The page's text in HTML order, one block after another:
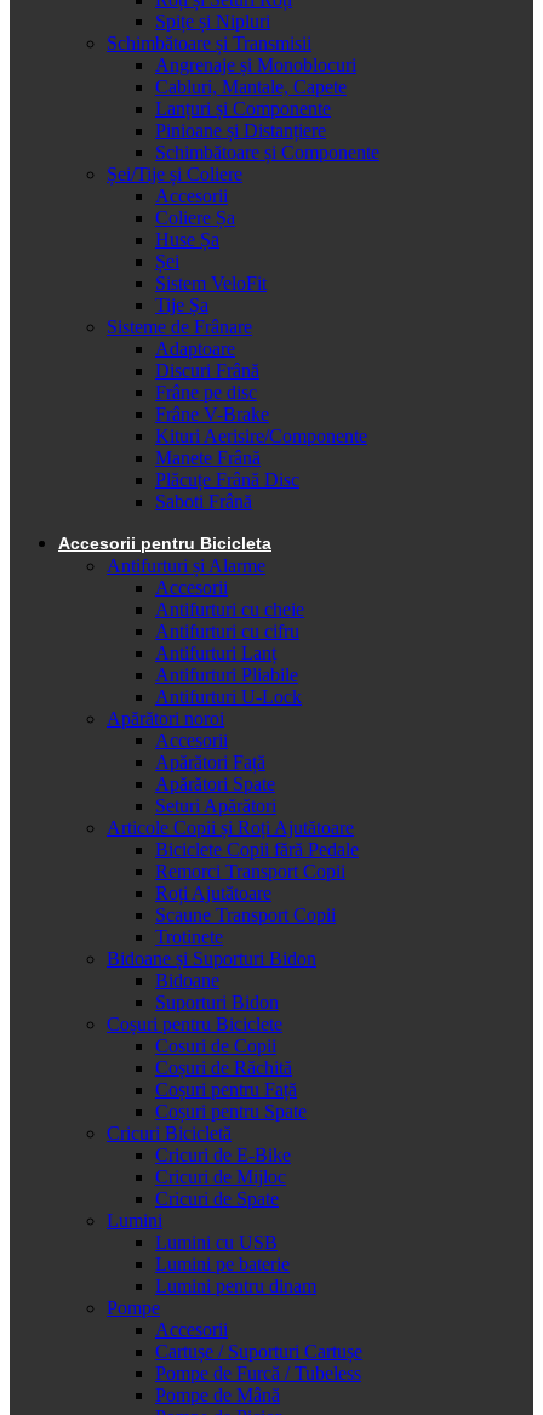
Spițe și Nipluri
Schimbătoare și Transmisii
Angrenaje și Monoblocuri
Cabluri, Mantale, Capete
Lanțuri și Componente
Pinioane și Distanțiere
Schimbătoare și Componente
Șei/Tije și Coliere
Accesorii
Coliere Șa
Huse Șa
Șei
Sistem VeloFit
Tije Șa
Sisteme de Frânare
Adaptoare
Discuri Frână
Frâne pe disc
Frâne V-Brake
Kituri Aerisire/Componente
Manete Frână
Plăcuțe Frână Disc
Saboti Frână
Accesorii pentru Bicicleta
Antifurturi și Alarme
Accesorii
Antifurturi cu cheie
Antifurturi cu cifru
Antifurturi Lanț
Antifurturi Pliabile
Antifurturi U-Lock
Apărători noroi
Accesorii
Apărători Față
Apărători Spate
Seturi Apărători
Articole Copii și Roți Ajutătoare
Biciclete Copii fără Pedale
Remorci Transport Copii
Roți Ajutătoare
Scaune Transport Copii
Trotinete
Bidoane și Suporturi Bidon
Bidoane
Suporturi Bidon
Coșuri pentru Biciclete
Cosuri de Copii
Coșuri de Răchită
Coșuri pentru Față
Coșuri pentru Spate
Cricuri Bicicletă
Cricuri de E-Bike
Cricuri de Mijloc
Cricuri de Spate
Lumini
Lumini cu USB
Lumini pe baterie
Lumini pentru dinam
Pompe
Accesorii
Cartușe / Suporturi Cartușe
Pompe de Furcă / Tubeless
Pompe de Mână